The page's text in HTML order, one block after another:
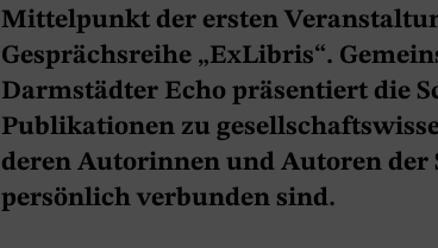
Mittelpunkt der ersten
Gesprächsreihe „ExLibris“.
Darmstädter Echo präsentiert die
Publikationen zu
deren Autorinnen und Autoren
persönlich verbunden sind.